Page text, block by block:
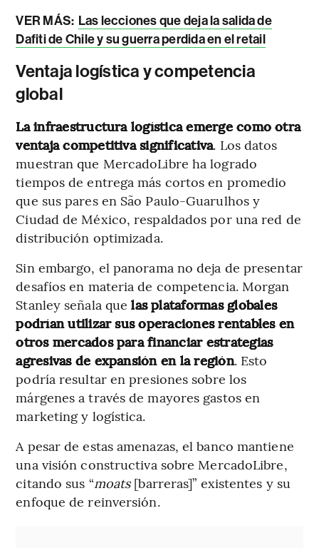
VER MÁS: Las lecciones que deja la salida de
Dafiti de Chile y su guerra perdida en el retail
Ventaja logística y competencia
global
La infraestructura logística emerge como otra
ventaja competitiva significativa. Los datos
muestran que MercadoLibre ha logrado
tiempos de entrega más cortos en promedio
que sus pares en São Paulo-Guarulhos y
Ciudad de México, respaldados por una red de
distribución optimizada.
Sin embargo, el panorama no deja de presentar
desafíos en materia de competencia. Morgan
Stanley señala quelas plataformas globales
podrían utilizar sus operaciones rentables en
otros mercados para financiar estrategias
agresivas de expansión en la región. Esto
podría resultar en presiones sobre los
márgenes a través de mayores gastos en
marketing y logística.
A pesar de estas amenazas, el banco mantiene
una visión constructiva sobre MercadoLibre,
citando sus “moats [barreras]” existentes y su
enfoque de reinversión.